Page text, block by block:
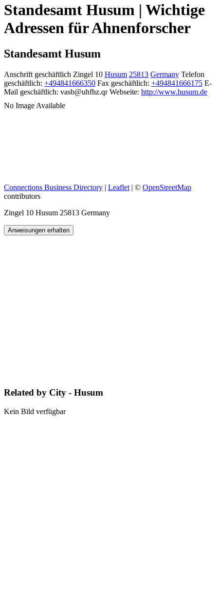
Standesamt Husum | Wichtige
Adressen für Ahnenforscher
Standesamt Husum
Anschrift geschäftlich Zingel 10 Husum 25813 Germany Telefon
geschäftlich: +494841666350 Fax geschäftlich: +494841666175 E-
Mail geschäftlich: vasb@uhfhz.qr Webseite: http://www.husum.de
No Image Available
Connections Business Directory | Leaflet | © OpenStreetMap
contributors
Zingel 10 Husum 25813 Germany
Anweisungen erhalten
Related by City - Husum
Kein Bild verfügbar